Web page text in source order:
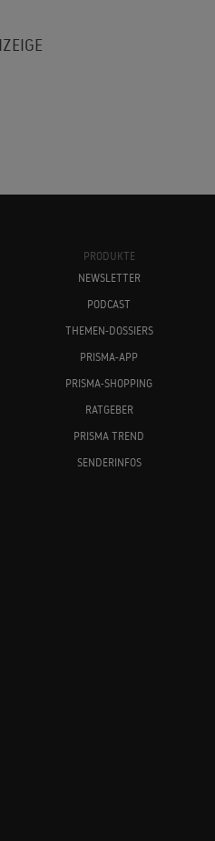
PRODUKTE
NEWSLETTER
PODCAST
THEMEN-DOSSIERS
PRISMA-APP
PRISMA-SHOPPING
RATGEBER
PRISMA TREND
SENDERINFOS